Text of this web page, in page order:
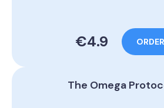
€4.9
The Omega